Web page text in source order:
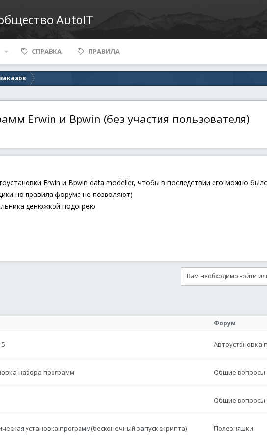
AutoIT
СПРАВКА ПРАВИЛА
Erwin и Bpwin (без участия пользователя)
Erwin и Bpwin data modeller, чтобы в последствии его можно
но правила форума не позволяют)
денюжкой подогрею
Вам необходимо войти
почта
Форум
Автоустановка
набора программ Общие вопросы
Общие вопросы
установка программ(бесконечный запуск скрипта) Полезняшки